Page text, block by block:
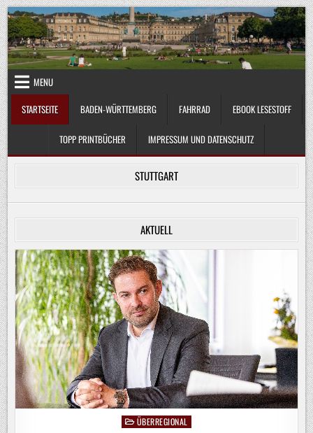
Skip
to
content
MENU
STARTSEITE
BADEN-WÜRTTEMBERG FAHRRAD EBOOK LESESTOFF
TOPP PRINTBÜCHER IMPRESSUM UND DATENSCHUTZ
STUTTGART
AKTUELL
PostedÜBERREGIONAL